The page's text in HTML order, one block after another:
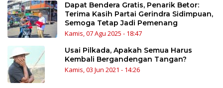
Dapat Bendera Gratis, Penarik Betor:
Terima Kasih Partai Gerindra Sidimpuan,
Semoga Tetap Jadi Pemenang
Kamis, 07 Agu 2025 - 18:47
Usai Pilkada, Apakah Semua Harus
Kembali Bergandengan Tangan?
Kamis, 03 Jun 2021 - 14:26